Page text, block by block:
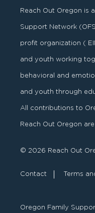
Reach Out Oregon is
Support Network
profit organization (
and youth working
behavioral and
and youth through
All contributions to
Reach Out Oregon
© 2026 Reach Out
Contact Terms
Oregon Family